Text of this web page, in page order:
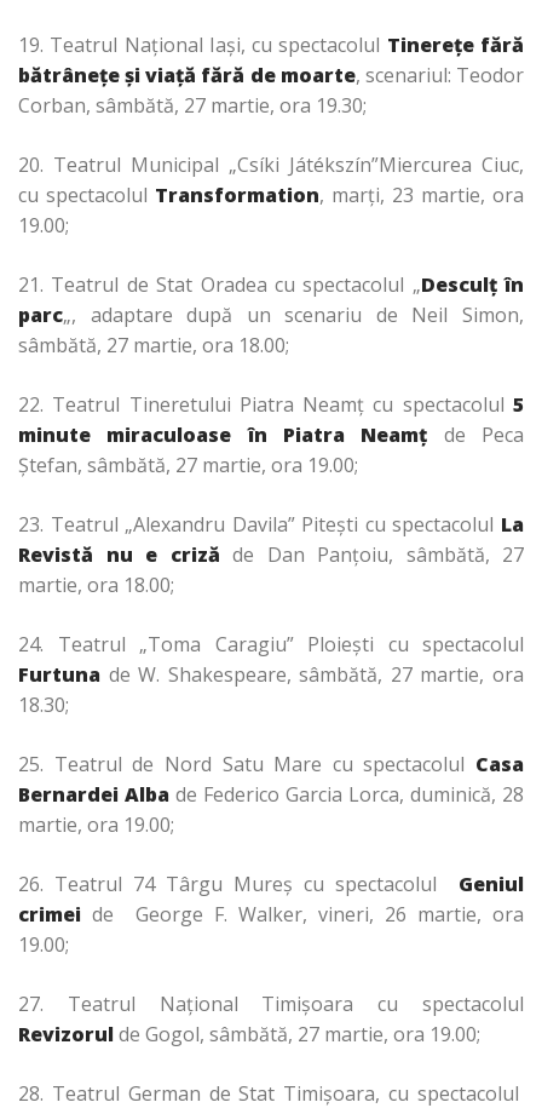
19. Teatrul Naţional Iaşi, cu spectacolul Tinereţe fără
bătrâneţe şi viaţă fără de moarte, scenariul: Teodor
Corban, sâmbătă, 27 martie, ora 19.30;
20. Teatrul Municipal „Csíki Játékszín”Miercurea Ciuc,
cu spectacolul Transformation, marţi, 23 martie, ora
19.00;
21. Teatrul de Stat Oradea cu spectacolul „Desculţ în
parc„, adaptare după un scenariu de Neil Simon,
sâmbătă, 27 martie, ora 18.00;
22. Teatrul Tineretului Piatra Neamţ cu spectacolul 5
minute miraculoase în Piatra Neamţ de Peca
Ştefan, sâmbătă, 27 martie, ora 19.00;
23. Teatrul „Alexandru Davila” Piteşti cu spectacolul La
Revistă nu e criză de Dan Panţoiu, sâmbătă, 27
martie, ora 18.00;
24. Teatrul „Toma Caragiu” Ploieşti cu spectacolul
Furtuna de W. Shakespeare, sâmbătă, 27 martie, ora
18.30;
25. Teatrul de Nord Satu Mare cu spectacolul Casa
Bernardei Alba de Federico Garcia Lorca, duminică, 28
martie, ora 19.00;
26. Teatrul 74 Târgu Mureş cu spectacolul Geniul
crimei de George F. Walker, vineri, 26 martie, ora
19.00;
27. Teatrul Naţional Timişoara cu spectacolul
Revizorulde Gogol, sâmbătă, 27 martie, ora 19.00;
28. Teatrul German de Stat Timişoara, cu spectacolul